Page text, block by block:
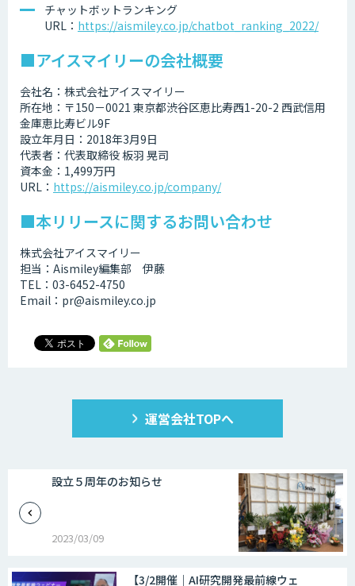
チャットボットランキング
URL： https://aismiley.co.jp/chatbot_ranking_2022/
■アイスマイリーの会社概要
会社名：株式会社アイスマイリー
所在地：〒150－0021 東京都渋谷区恵比寿西1-20-2 西武信用
金庫恵比寿ビル9F
設立年月日：2018年3月9日
代表者：代表取締役 板羽 晃司
資本金：1,499万円
URL： https://aismiley.co.jp/company/
■本リリースに関するお問い合わせ
株式会社アイスマイリー
担当：Aismiley編集部 伊藤
TEL：03-6452-4750
Email：pr@aismiley.co.jp
運営会社TOPへ
設立５周年のお知らせ
2023/03/09
【3/2開催｜AI研究開発最前線ウェ